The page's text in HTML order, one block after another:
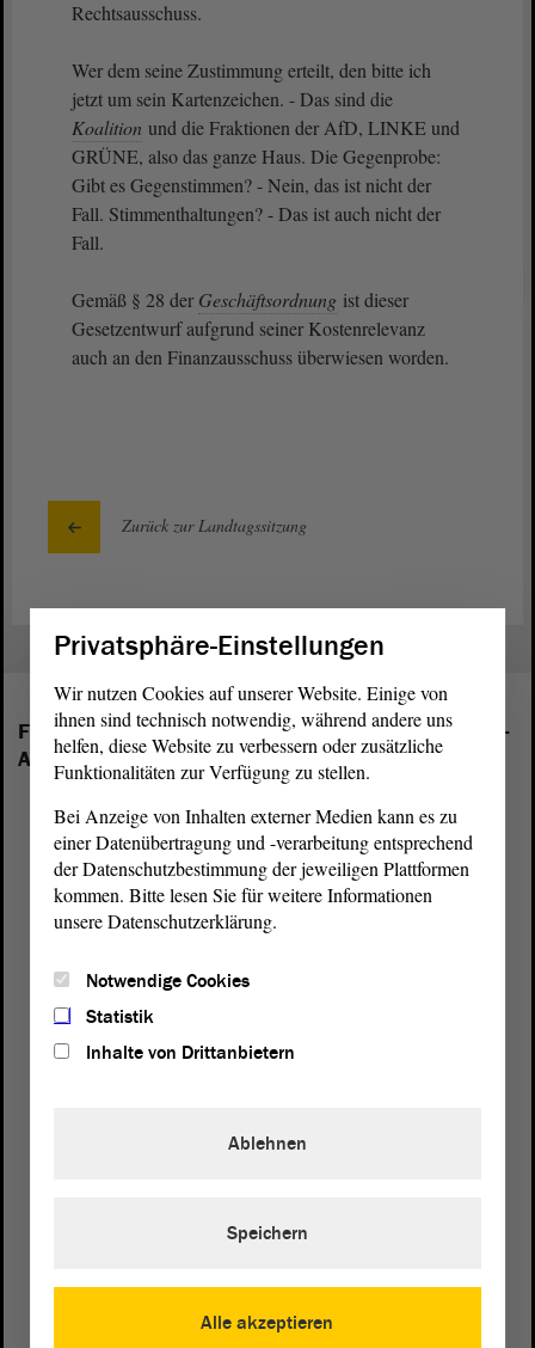
Rechtsausschuss.
Wer dem seine Zustimmung erteilt, den bitte ich
jetzt um sein Kartenzeichen. - Das sind die
Koalition und die Fraktionen der AfD, LINKE und
GRÜNE, also das ganze Haus. Die Gegenprobe:
Gibt es Gegenstimmen? - Nein, das ist nicht der
Fall. Stimmenthaltungen? - Das ist auch nicht der
Fall.
Gemäß § 28 der Geschäftsordnung ist dieser
Gesetzentwurf aufgrund seiner Kostenrelevanz
auch an den Finanzausschuss überwiesen worden.
Zurück zur Landtagssitzung
Folgende Fraktionen sind im Landtag von Sachsen-
Anhalt vertreten:
von Sachsen-Anhalt
Privatsphäre-Einstellungen
Wir nutzen Cookies auf unserer Website. Einige von
ihnen sind technisch notwendig, während andere uns
helfen, diese Website zu verbessern oder zusätzliche
Funktionalitäten zur Verfügung zu stellen.
Bei Anzeige von Inhalten externer Medien kann es zu
einer Datenübertragung und -verarbeitung entsprechend
der Datenschutzbestimmung der jeweiligen Plattformen
kommen. Bitte lesen Sie für weitere Informationen
unsere Datenschutzerklärung.
Notwendige Cookies
Statistik
Inhalte von Drittanbietern
Alle akzeptieren
Ablehnen
Speichern